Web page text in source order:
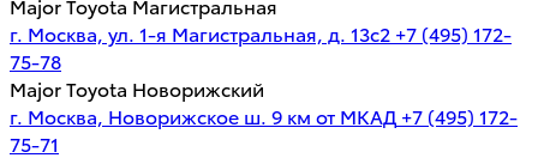
г. Москва, ул. 1-я Магистральная, д. 13с2 +7 (495) 172-
75-78
Major Toyota Новорижский
г. Москва, Новорижское ш. 9 км от МКАД +7 (495) 172-
75-71